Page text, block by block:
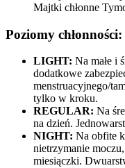
Majtki chłonne
Poziomy chłonności:
LIGHT: Na małe i
dodatkowe
menstruacyjnego/
tylko w kroku.
REGULAR: Na
na dzień.
NIGHT: Na obfite
nietrzymanie
miesiączki.